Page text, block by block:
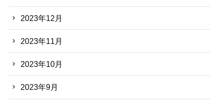
2023年12月
2023年11月
2023年10月
2023年9月